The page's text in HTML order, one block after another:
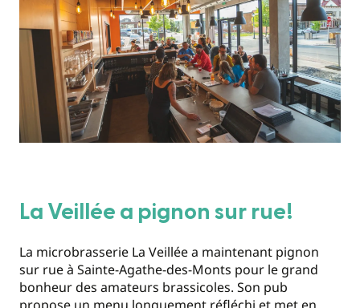
La Veillée a pignon sur rue!
La microbrasserie La Veillée a maintenant pignon
sur rue à Sainte-Agathe-des-Monts pour le grand
bonheur des amateurs brassicoles. Son pub